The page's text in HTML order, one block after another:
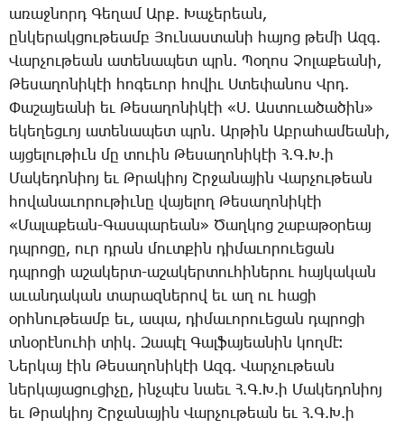
ա­ռաջ­նորդ ­Գե­ղամ Արք. ­Խա­չե­րեան,
ըն­կե­րակ­ցու­թեամբ ­Յու­նաս­տա­նի հա­յոց թե­մի Ազգ.
­Վար­չու­թեան ա­տե­նա­պետ պրն. ­Պօ­ղոս ­Չո­լա­քեա­նի,
­Թե­սա­ղո­նի­կէի հո­գե­ւոր հո­վիւ Ս­տե­փա­նոս Վրդ.
­Փա­շա­յեա­նի եւ ­Թե­սա­ղո­նի­կէի «Ս. Աս­տո­ւա­ծա­ծին»
ե­կե­ղեց­ւոյ ա­տե­նա­պետ պրն. Ար­թին Աբ­րա­հա­մեա­նի,
այ­ցե­լու­թիւն մը տո­ւին ­Թե­սա­ղո­նի­կէի Հ.Գ.Խ.ի
­Մա­կե­դո­նիոյ եւ Թ­րա­կիոյ Շր­ջա­նա­յին ­Վար­չու­թեան
հո­վա­նա­ւո­րու­թիւ­նը վա­յե­լող ­Թե­սա­ղո­նի­կէի
«­Մա­լա­քեան-­Գաս­պա­րեան» ­Ծաղ­կոց շա­բա­թօ­րեայ
դպրո­ցը, ուր դրան մուտ­քին դի­մա­ւո­րո­ւե­ցան
դպրո­ցի ա­շա­կերտ-ա­շա­կեր­տու­հի­նե­րու հայ­կա­կան
ա­ւան­դա­կան տա­րազ­նե­րով եւ աղ ու հա­ցի
օրհ­նու­թեամբ եւ, ա­պա, դի­մա­ւո­րո­ւե­ցան դպրո­ցի
տնօ­րէ­նու­հի տիկ. ­Զա­պէլ ­Գալ­ֆա­յեա­նին կող­մէ։
­Ներ­կայ էին ­Թե­սա­ղո­նի­կէի Ազգ. ­Վար­չու­թեան
ներ­կա­յա­ցու­ցի­չը, ինչ­պէս նաեւ Հ.Գ.Խ.ի ­Մա­կե­դո­նիոյ
եւ Թ­րա­կիոյ Շր­ջա­նա­յին ­Վար­չու­թեան եւ Հ.Գ.Խ.ի